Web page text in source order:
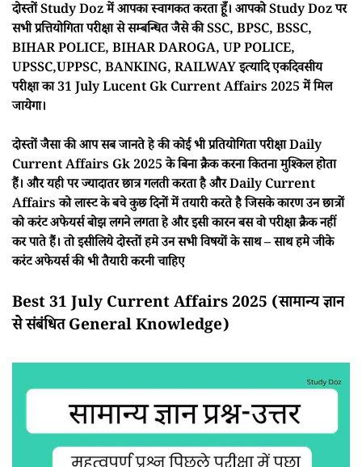
दोस्तों Study Doz में आपका स्वागकत करता हूँ। आपको Study Doz पर
सभी प्रत्तियोगिता परीक्षा से सम्बन्धित जैसे की SSC, BPSC, BSSC,
BIHAR POLICE, BIHAR DAROGA, UP POLICE,
UPSSC,UPPSC, BANKING, RAILWAY इत्यादि एकदिवसीय
परीक्षा का 31 July Lucent Gk Current Affairs 2025 में मिल
जायेगा।
दोस्तों जैसा की आप सब जानते हे की कोई भी प्रतियोगिता परीक्षा Daily
Current Affairs Gk 2025 के बिना क्रैक करना कितना मुश्किल होता
हैं। और यही पर ज्यादातर छात्र गलती करता है और Daily Current
Affairs को लास्ट के बचे कुछ दिनों में तयारी करते है जिसके कारण उन छात्रों
को करंट अफेयर्स बोझ लगने लगता हे और इसी कारन बस वो परीक्षा क्रैक नहीं
कर पाते हैं। तो इसीलिये दोस्तों हमे उन सभी विषयों के साथ – साथ हमे जीके
करंट अफेयर्स की भी तैयारी करनी चाहिए
Best 31 July Current Affairs 2025 (सामान्य ज्ञान
से संबंधित General Knowledge)